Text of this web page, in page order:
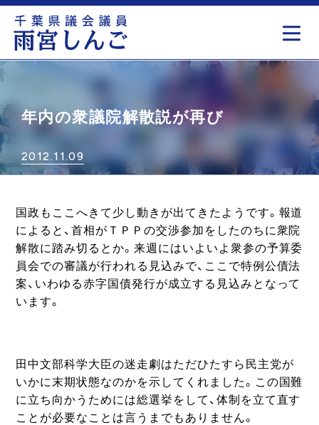
年内の衆議院解散説が再び
2012.11.09
国政もここへきて少し動きが出てきたようです。報道
によると、首相がＴＰＰの交渉参加をしたのちに衆院
解散に踏み切るとか。来週にはいよいよ衆参の予算委
員会での審議が行われる見込みで、ここで特例公債法
案、いわゆる赤字国債発行が成立する見込みとなって
います。
田中文部科学大臣の迷走劇はただひたすら民主党が
いかに末期状態なのかを示してくれました。この国難
に立ち向かうためには総選挙をして、体制を立て直す
ことが必要なことは言うまでもありません。